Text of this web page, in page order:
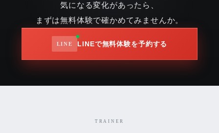
気になる変化があったら、
まずは無料体験で確かめてみませんか。
LINEで無料体験を予約する
TRAINER